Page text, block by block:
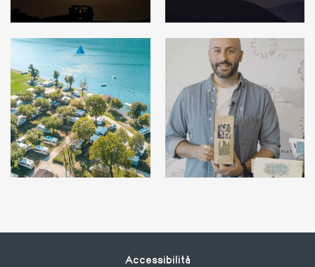
Footer
Accessibilità